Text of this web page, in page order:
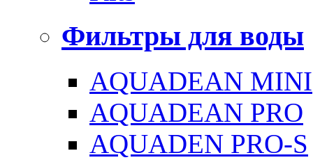
Фильтры для воды
AQUADEAN MINI
AQUADEAN PRO
AQUADEN PRO-S